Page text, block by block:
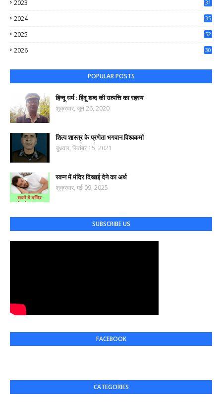
2023
31
2024
35
2025
52
2026
30
POPULAR POSTS
हिन्दू धर्म : हिंदू शब्द की उत्पत्ति का रहस्य
शुक्रवार, जून 26, 2020
शिल्प शास्त्र के प्रणेता भगवान विश्वकर्मा
बुधवार, सितंबर 15, 2021
स्वप्न में मंदिर दिखाई देने का अर्थ
शुक्रवार, मई 09, 2025
SUBSCRIBE US
FACEBOOK
CATEGORIES